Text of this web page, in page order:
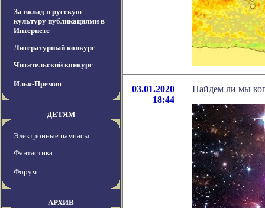
За вклад в русскую
культуру публикациями в
Интернете
Литературный конкурс
Читательский конкурс
Илья-Премия
ДЕТЯМ
Электронные пампасы
Фантастика
Форум
АРХИВ
03.01.2020
18:44
Найдем ли мы